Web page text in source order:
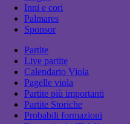
Inni e cori
Palmares
Sponsor
Partite
Live partite
Calendario Viola
Pagelle viola
Partite più importanti
Partite Storiche
Probabili formazioni